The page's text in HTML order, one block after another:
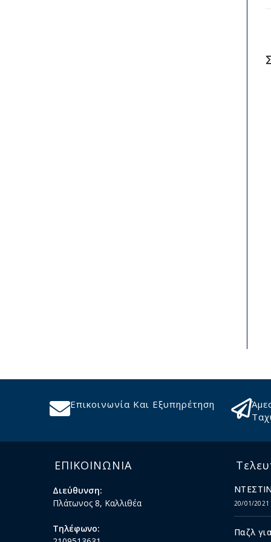
Επικοινωνία Και Εξυπηρέτηση
ΕΠΙΚΟΙΝΩΝΙΑ
Διεύθυνση:
Πλάτωνος 8, Καλλιθέα
Τηλέφωνο:
20/01/2021
Παζλ